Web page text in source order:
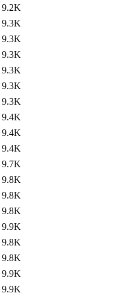
9.2K
9.3K
9.3K
9.3K
9.3K
9.3K
9.3K
9.4K
9.4K
9.4K
9.7K
9.8K
9.8K
9.8K
9.9K
9.8K
9.8K
9.9K
9.9K